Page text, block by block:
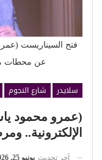
فتح السيناريست
عن محطات
سلايدر شارع النجوم
(عمرو محمود
الإلكترونية..
آخر تحديث يونيو 25, 2026